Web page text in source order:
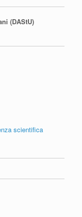
(DAStU)
scientifica